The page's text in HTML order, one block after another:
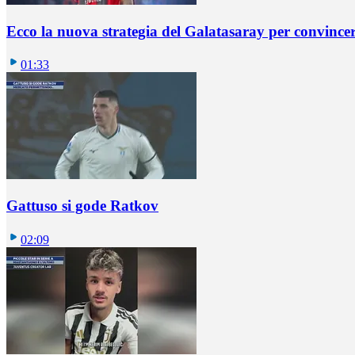
Ecco la nuova strategia del Galatasaray per
01:33
Gattuso si gode Ratkov
02:09